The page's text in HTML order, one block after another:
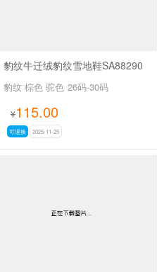
豹纹牛迁绒豹纹雪地鞋SA88290
豹纹 棕色 驼色 26码-30码
¥115.00
可退换 2025-11-25